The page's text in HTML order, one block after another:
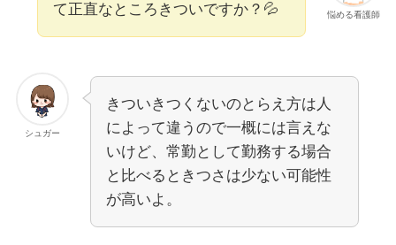
悩める看護師
て正直なところきついですか？💦
シュガー
きついきつくないのとらえ方は人
によって違うので一概には言えな
いけど、常勤として勤務する場合
と比べるときつさは少ない可能性
が高いよ。